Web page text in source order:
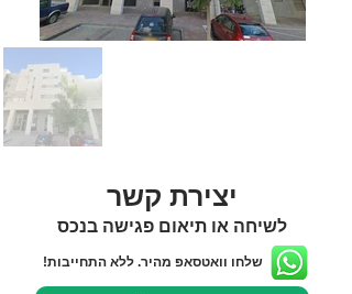
יצירת קשר
לשיחה או תיאום פגישה בנכס
שלחו וואטסאפ מהיר. ללא התחייבות!